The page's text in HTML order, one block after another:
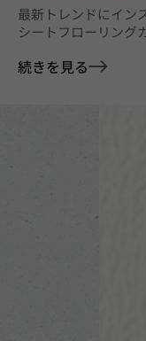
最新トレンドにイン
シートフローリング
続きを見る